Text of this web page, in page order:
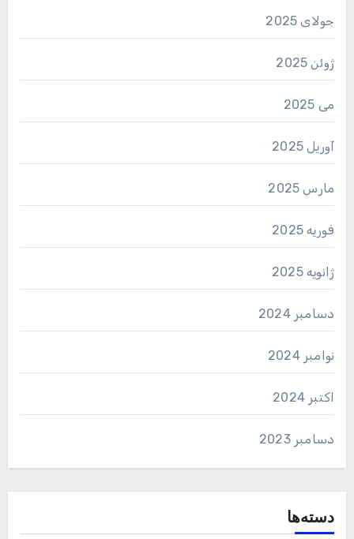
جولای 2025
ژوئن 2025
می 2025
آوریل 2025
مارس 2025
فوریه 2025
ژانویه 2025
دسامبر 2024
نوامبر 2024
اکتبر 2024
دسامبر 2023
دسته‌ها